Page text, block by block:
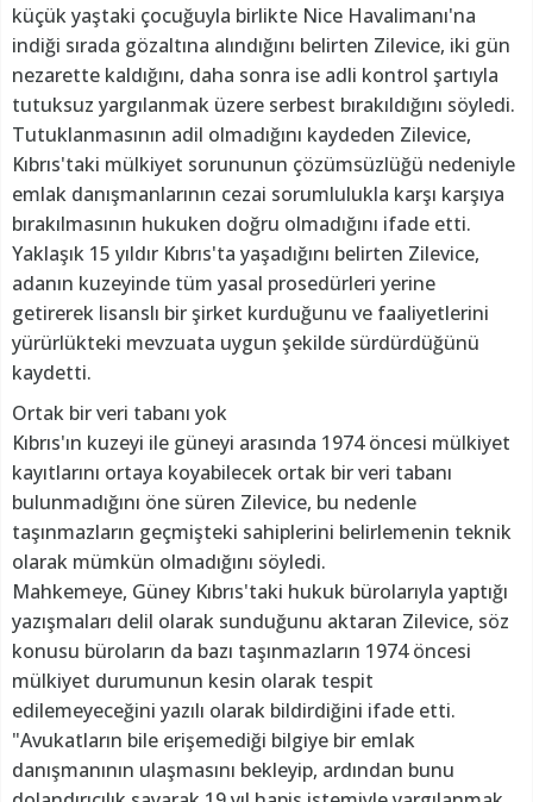
küçük yaştaki çocuğuyla birlikte Nice Havalimanı'na
indiği sırada gözaltına alındığını belirten Zilevice, iki gün
nezarette kaldığını, daha sonra ise adli kontrol şartıyla
tutuksuz yargılanmak üzere serbest bırakıldığını söyledi.
Tutuklanmasının adil olmadığını kaydeden Zilevice,
Kıbrıs'taki mülkiyet sorununun çözümsüzlüğü nedeniyle
emlak danışmanlarının cezai sorumlulukla karşı karşıya
bırakılmasının hukuken doğru olmadığını ifade etti.
Yaklaşık 15 yıldır Kıbrıs'ta yaşadığını belirten Zilevice,
adanın kuzeyinde tüm yasal prosedürleri yerine
getirerek lisanslı bir şirket kurduğunu ve faaliyetlerini
yürürlükteki mevzuata uygun şekilde sürdürdüğünü
kaydetti.
Ortak bir veri tabanı yok
Kıbrıs'ın kuzeyi ile güneyi arasında 1974 öncesi mülkiyet
kayıtlarını ortaya koyabilecek ortak bir veri tabanı
bulunmadığını öne süren Zilevice, bu nedenle
taşınmazların geçmişteki sahiplerini belirlemenin teknik
olarak mümkün olmadığını söyledi.
Mahkemeye, Güney Kıbrıs'taki hukuk bürolarıyla yaptığı
yazışmaları delil olarak sunduğunu aktaran Zilevice, söz
konusu büroların da bazı taşınmazların 1974 öncesi
mülkiyet durumunun kesin olarak tespit
edilemeyeceğini yazılı olarak bildirdiğini ifade etti.
"Avukatların bile erişemediği bilgiye bir emlak
danışmanının ulaşmasını bekleyip, ardından bunu